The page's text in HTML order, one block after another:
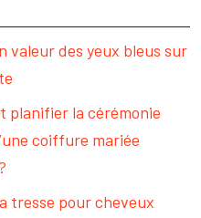
valeur des yeux bleus sur
planifier la cérémonie
coiffure mariée
tresse pour cheveux